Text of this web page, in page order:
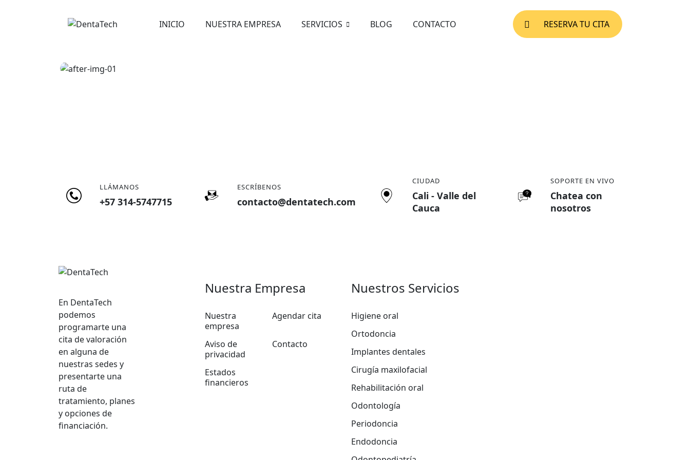
INICIO NUESTRA EMPRESA SERVICIOS BLOG CONTACTO RESERVA TU CITA
LLÁMANOS
+57 314-5747715
ESCRÍBENOS
contacto@dentatech.com
CIUDAD
Cali - Valle del
Cauca
SOPORTE EN VIVO
Chatea con
nosotros
En DentaTech
podemos
programarte una
cita de valoración
en alguna de
nuestras sedes y
presentarte una
ruta de
tratamiento, planes
y opciones de
financiación.
Nuestra Empresa
Nuestra
empresa
Agendar cita
Aviso de
privacidad
Contacto
Estados
financieros
Nuestros Servicios
Higiene oral
Ortodoncia
Implantes dentales
Cirugía maxilofacial
Rehabilitación oral
Odontología
Periodoncia
Endodoncia